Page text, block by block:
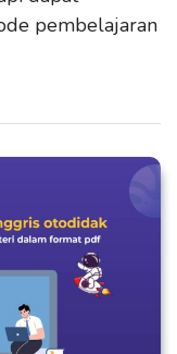
pembelajaran